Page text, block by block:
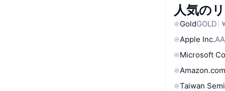
人気の
GoldGOLD
Apple Inc.
Microsoft
Taiwan